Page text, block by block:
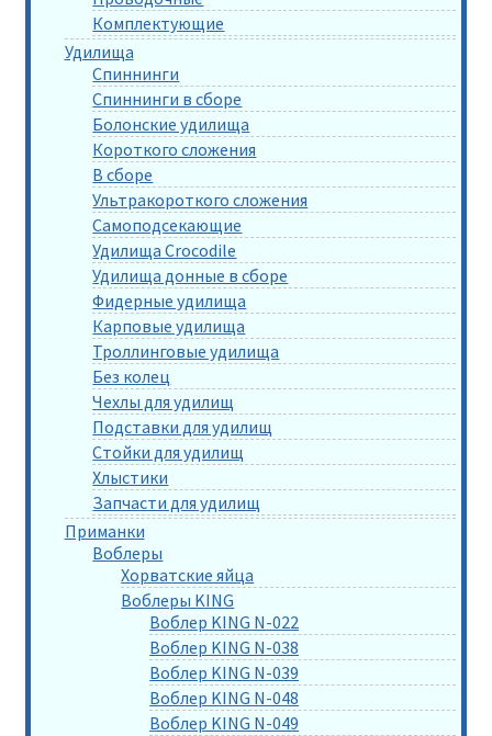
Комплектующие
Удилища
Спиннинги
Спиннинги в сборе
Болонские удилища
Короткого сложения
В сборе
Ультракороткого сложения
Самоподсекающие
Удилища Crocodile
Удилища донные в сборе
Фидерные удилища
Карповые удилища
Троллинговые удилища
Без колец
Чехлы для удилищ
Подставки для удилищ
Стойки для удилищ
Хлыстики
Запчасти для удилищ
Приманки
Воблеры
Хорватские яйца
Воблеры KING
Воблер KING N-022
Воблер KING N-038
Воблер KING N-039
Воблер KING N-048
Воблер KING N-049